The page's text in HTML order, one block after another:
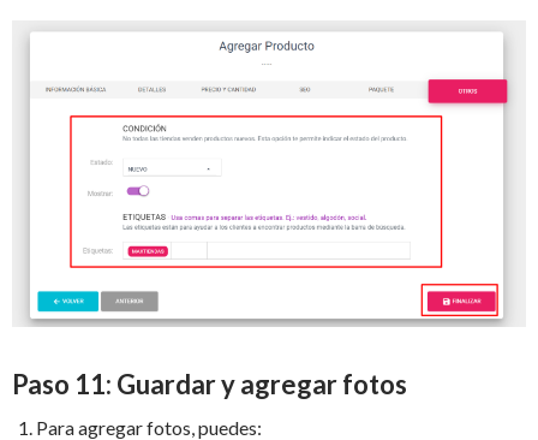
Paso 11: Guardar y agregar fotos
Para agregar fotos, puedes: